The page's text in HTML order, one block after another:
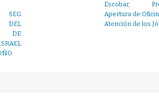
SEG
DEL
DE
Escobar,
Apertura de
Atención de los